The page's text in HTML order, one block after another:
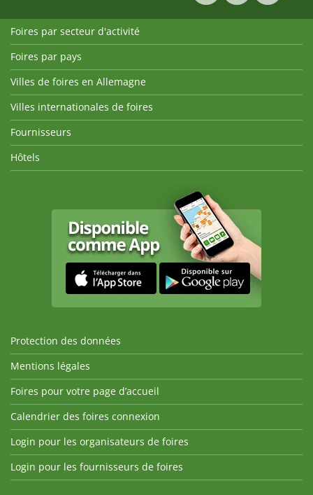
Foires par secteur d'activité
Foires par pays
Villes de foires en Allemagne
Villes internationales de foires
Fournisseurs
Hôtels
Protection des données
Mentions légales
Foires pour votre page d’accueil
Calendrier des foires connexion
Login pour les organisateurs de foires
Login pour les fournisseurs de foires